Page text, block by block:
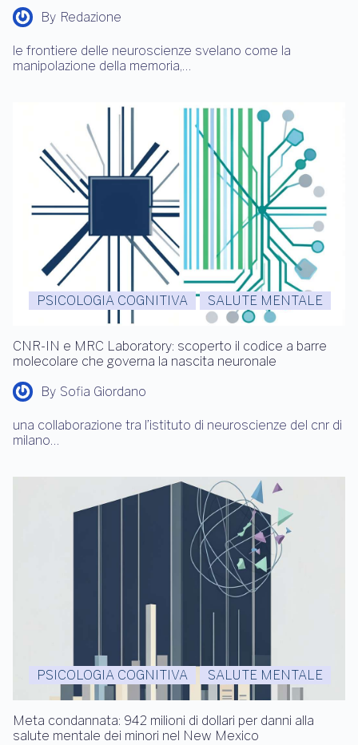
By Redazione
le frontiere delle neuroscienze svelano come la
manipolazione della memoria,…
PSICOLOGIA COGNITIVA SALUTE MENTALE
CNR-IN e MRC Laboratory: scoperto il codice a barre
molecolare che governa la nascita neuronale
By Sofia Giordano
una collaborazione tra l’istituto di neuroscienze del cnr di
milano…
PSICOLOGIA COGNITIVA SALUTE MENTALE
Meta condannata: 942 milioni di dollari per danni alla
salute mentale dei minori nel New Mexico